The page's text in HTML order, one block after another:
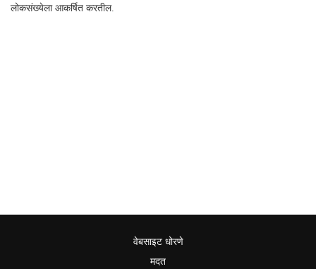
लोकसंख्येला आकर्षित करतील.
वेबसाइट धोरणे
मदत